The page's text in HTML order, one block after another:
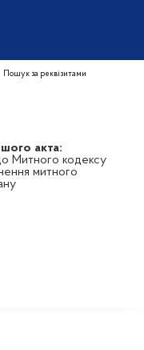
Пошук за реквізитами
акта:
Митного кодексу
митного